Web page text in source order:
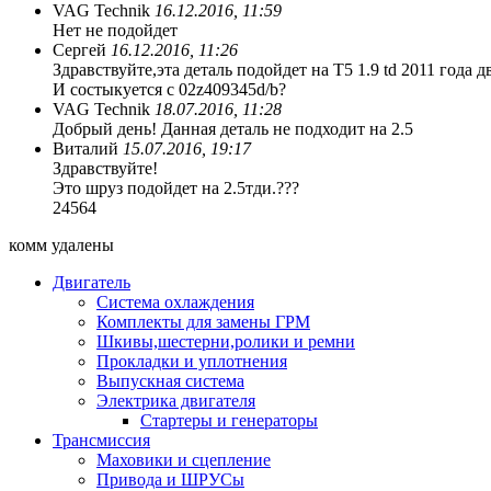
VAG Technik 16.12.2016, 11:59
Нет не подойдет
Сергей 16.12.2016, 11:26
Здравствуйте,эта деталь подойдет на T5 1.9 td 2011 года
И состыкуется с 02z409345d/b?
VAG Technik 18.07.2016, 11:28
Добрый день! Данная деталь не подходит на 2.5
Виталий 15.07.2016, 19:17
Здравствуйте!
Это шруз подойдет на 2.5тди.???
24564
комм удалены
Двигатель
Система охлаждения
Комплекты для замены ГРМ
Шкивы,шестерни,ролики и ремни
Прокладки и уплотнения
Выпускная система
Электрика двигателя
Стартеры и генераторы
Трансмиссия
Маховики и сцепление
Привода и ШРУСы